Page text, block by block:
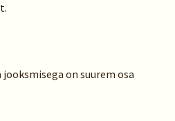
on suurem osa